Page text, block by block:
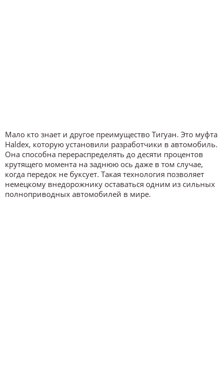
Мало кто знает и другое преимущество Тигуан. Это муфта
Haldex, которую установили разработчики в автомобиль.
Она способна перераспределять до десяти процентов
крутящего момента на заднюю ось даже в том случае,
когда передок не буксует. Такая технология позволяет
немецкому внедорожнику оставаться одним из сильных
полноприводных автомобилей в мире.